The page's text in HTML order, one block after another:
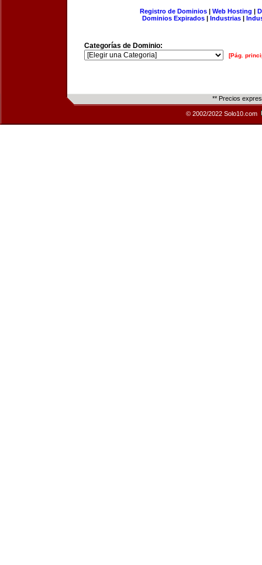
Registro de Dominios| Web Hosting |
Dominios Expirados | Industrias |
Categorías de Dominio:
[Pág.
** Precios
© 2002/2022 Solo10.com